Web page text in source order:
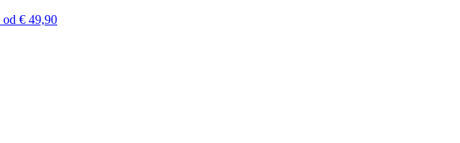
od € 49,90